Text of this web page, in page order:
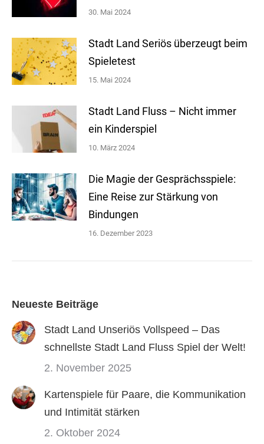
30. Mai 2024
Stadt Land Seriös überzeugt beim
Spieletest
15. Mai 2024
Stadt Land Fluss – Nicht immer
ein Kinderspiel
10. März 2024
Die Magie der Gesprächsspiele:
Eine Reise zur Stärkung von
Bindungen
16. Dezember 2023
Neueste Beiträge
Stadt Land Unseriös Vollspeed – Das
schnellste Stadt Land Fluss Spiel der Welt!
2. November 2025
Kartenspiele für Paare, die Kommunikation
und Intimität stärken
2. Oktober 2024